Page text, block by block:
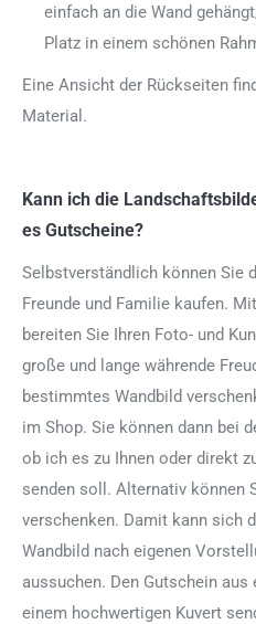
einfach an die Wand
Platz in einem schönen
Eine Ansicht der Rückseiten
Material.
Kann ich die
es Gutscheine?
Selbstverständlich können Sie
Freunde und Familie kaufen.
bereiten Sie Ihren Foto- und
große und lange währende
bestimmtes Wandbild
im Shop. Sie können dann bei
ob ich es zu Ihnen oder direkt
senden soll. Alternativ können
verschenken. Damit kann sich
Wandbild nach eigenen
aussuchen. Den Gutschein
einem hochwertigen Kuvert